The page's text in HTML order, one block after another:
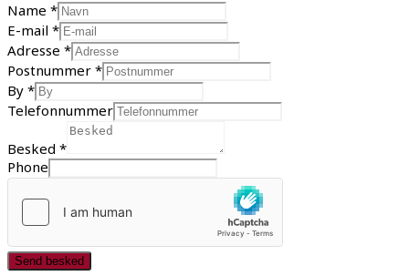
Name *
E-mail *
Adresse *
Postnummer *
By *
Telefonnummer
Besked *
Phone
Send besked